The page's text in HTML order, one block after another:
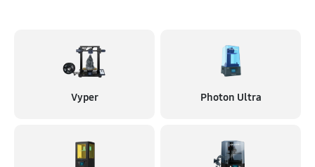
Vyper Photon Ultra